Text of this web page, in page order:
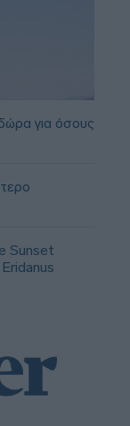
για όσους
Sunset